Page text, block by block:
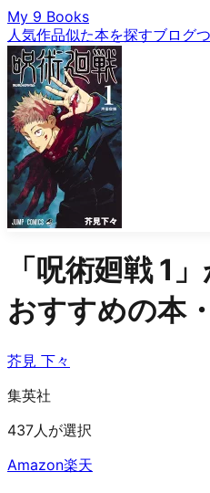
My 9 Books
人気作品似た本を探すブログ
「呪術廻戦 1
おすすめの本
芥見 下々
集英社
437人が選択
Amazon楽天